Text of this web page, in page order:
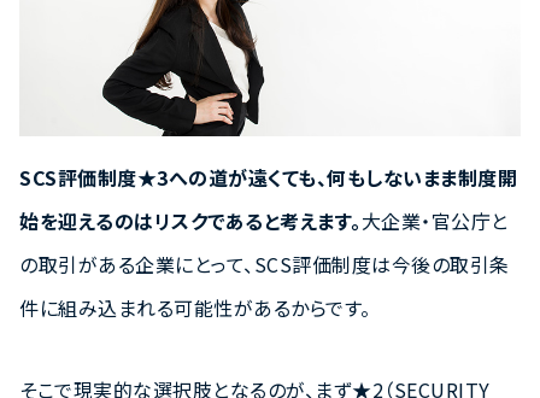
SCS評価制度★3への道が遠くても、何もしないまま制度開
始を迎えるのはリスクであると考えます。大企業・官公庁と
の取引がある企業にとって、SCS評価制度は今後の取引条
件に組み込まれる可能性があるからです。
そこで現実的な選択肢となるのが、まず★2（SECURITY